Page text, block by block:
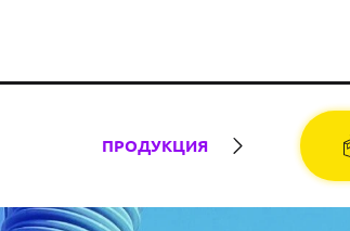
ПРОДУКЦИЯ